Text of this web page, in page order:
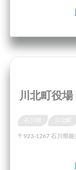
川北町役
石川県
〒923-1267 石川県能